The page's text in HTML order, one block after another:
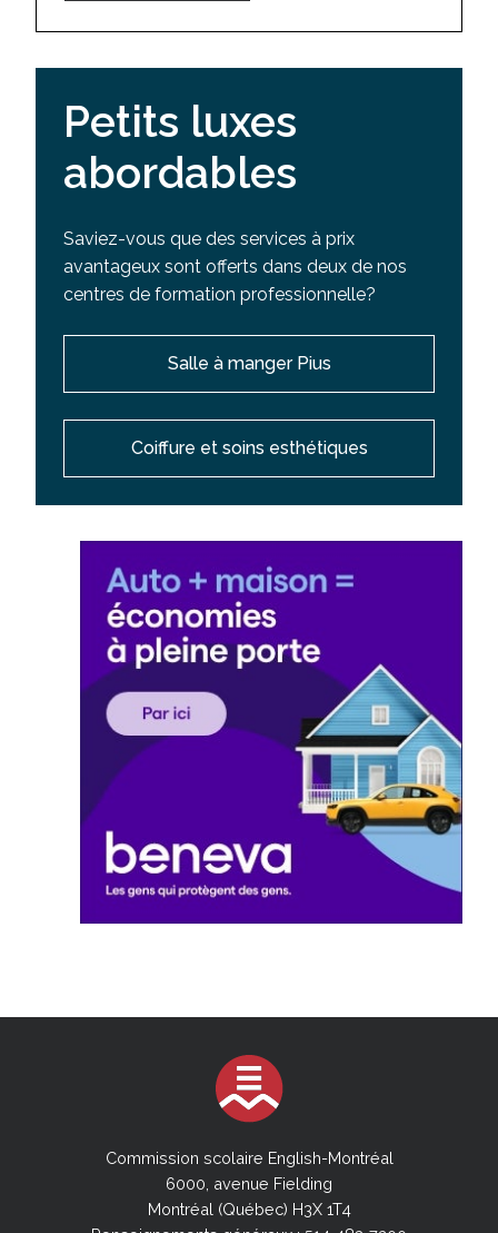
Petits luxes
abordables
Saviez-vous que des services à prix
avantageux sont offerts dans deux de nos
centres de formation professionnelle?
Salle à manger Pius
Coiffure et soins esthétiques
Commission scolaire English-Montréal
6000, avenue Fielding
Montréal (Québec) H3X 1T4